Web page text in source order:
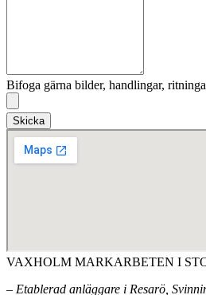
Bifoga gärna bilder, handlingar,
Skicka
VAXHOLM MARKARBETEN I
– Etablerad anläggare i Resarö,